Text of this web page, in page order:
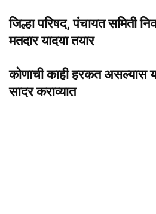
जिल्हा परिषद, पंचायत समिती
मतदार यादया तयार
कोणाची काही हरकत असल्यास
सादर कराव्यात